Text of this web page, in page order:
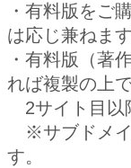
・有料版をご
は応じ兼ねま
・有料版（著
れば複製の上
2サイト目以
※サブドメイ
す。